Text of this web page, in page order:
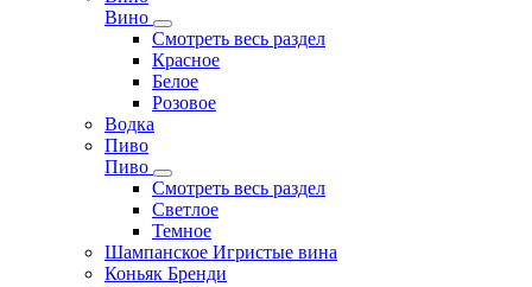
Вино
Смотреть весь раздел
Красное
Белое
Розовое
Водка
Пиво
Пиво
Смотреть весь раздел
Cветлое
Темное
Шампанское Игристые вина
Коньяк Бренди